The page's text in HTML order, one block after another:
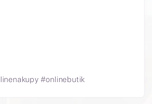
#onlinebutik